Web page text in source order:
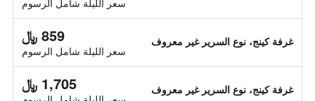
سعر الليلة شامل الرسوم
غرفة كينج، نوع السرير غير معروف 859 ﷼
سعر الليلة شامل الرسوم
غرفة كينج، نوع السرير غير معروف 1,705 ﷼